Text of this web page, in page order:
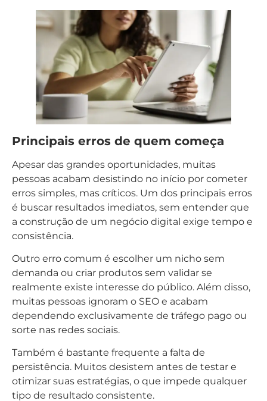
Principais erros de quem começa
Apesar das grandes oportunidades, muitas
pessoas acabam desistindo no início por cometer
erros simples, mas críticos. Um dos principais erros
é buscar resultados imediatos, sem entender que
a construção de um negócio digital exige tempo e
consistência.
Outro erro comum é escolher um nicho sem
demanda ou criar produtos sem validar se
realmente existe interesse do público. Além disso,
muitas pessoas ignoram o SEO e acabam
dependendo exclusivamente de tráfego pago ou
sorte nas redes sociais.
Também é bastante frequente a falta de
persistência. Muitos desistem antes de testar e
otimizar suas estratégias, o que impede qualquer
tipo de resultado consistente.